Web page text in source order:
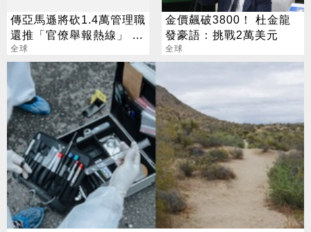
傳亞馬遜將砍1.4萬管理職
還推「官僚舉報熱線」 背
後盤算曝光
全球
金價飆破3800！ 杜金龍
發豪語：挑戰2萬美元
全球